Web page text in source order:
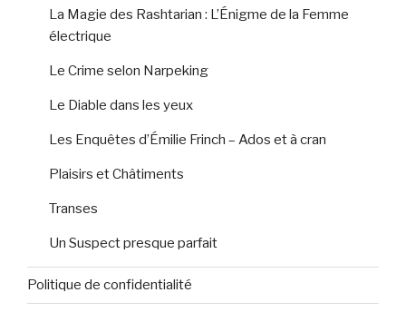
La Magie des Rashtarian : L’Énigme de la Femme
électrique
Le Crime selon Narpeking
Le Diable dans les yeux
Les Enquêtes d’Émilie Frinch – Ados et à cran
Plaisirs et Châtiments
Transes
Un Suspect presque parfait
Politique de confidentialité